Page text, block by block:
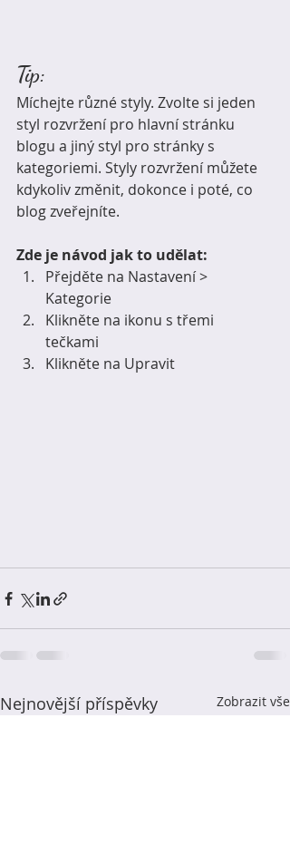
Tip:
Míchejte různé styly. Zvolte si jeden
styl rozvržení pro hlavní stránku
blogu a jiný styl pro stránky s
kategoriemi. Styly rozvržení můžete
kdykoliv změnit, dokonce i poté, co
blog zveřejníte.
Zde je návod jak to udělat:
Přejděte na Nastavení >
Kategorie
Klikněte na ikonu s třemi
tečkami
Klikněte na Upravit
Nejnovější příspěvky Zobrazit vše